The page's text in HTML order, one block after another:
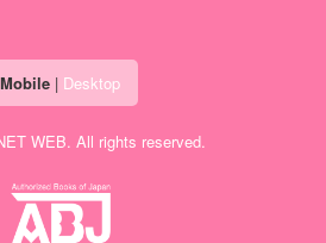
Mobile| Desktop
WEB. All rights reserved.